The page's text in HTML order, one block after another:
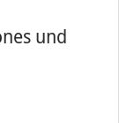
und